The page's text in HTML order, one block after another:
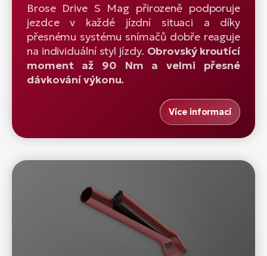
Brose Drive S Mag přirozeně podporuje
jezdce v každé jízdní situaci a díky
přesnému systému snímačů dobře reaguje
na individuální styl jízdy. Obrovský kroutící
moment až 90 Nm a velmi přesné
dávkování výkonu.
Více informací